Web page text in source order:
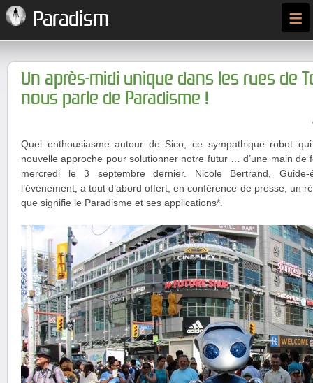
Paradism ≡
Un après-midi unique dans les rues de
nous parle de Paradisme !
Quel enthousiasme autour de Sico, ce sympathique robot
nouvelle approche pour solutionner notre futur … d’une main de
mercredi le 3 septembre dernier. Nicole Bertrand,
l’événement, a tout d’abord offert, en conférence de presse, un
que signifie le Paradisme et ses applications*.